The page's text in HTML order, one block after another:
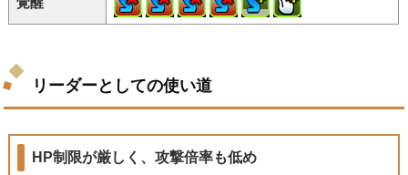
リーダーとしての使い道
HP制限が厳しく、攻撃倍率も低め